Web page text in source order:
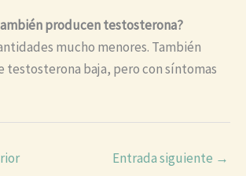
producen testosterona?
mucho menores. También
testosterona baja, pero con síntomas
Entrada siguiente →